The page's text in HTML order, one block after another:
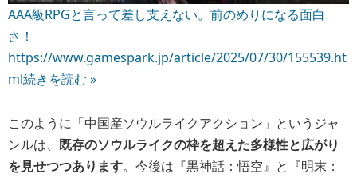
AAA級RPGと言って差し支えない。前のめりになる面白
さ！
https://www.gamespark.jp/article/2025/07/30/155539.ht
ml続きを読む »
このように「中国産ソウルライクアクション」というジャ
ンルは、 既存のソウルライクの枠を超えた多様性と広がり
を見せつつあります。今後は『黒神話：悟空』と『明末：